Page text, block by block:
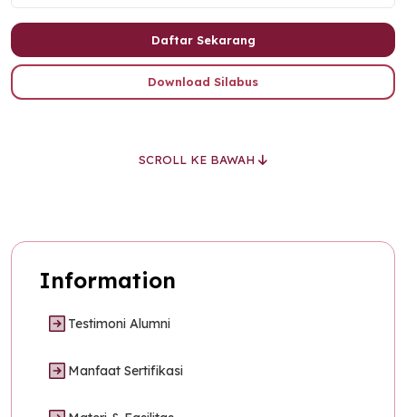
Daftar Sekarang
Download Silabus
SCROLL KE BAWAH
Information
Testimoni Alumni
Manfaat Sertifikasi